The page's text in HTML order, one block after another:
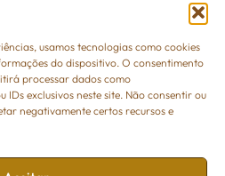
usamos tecnologias como cookies
do dispositivo. O consentimento
processar dados como
exclusivos neste site. Não consentir ou
negativamente certos recursos e